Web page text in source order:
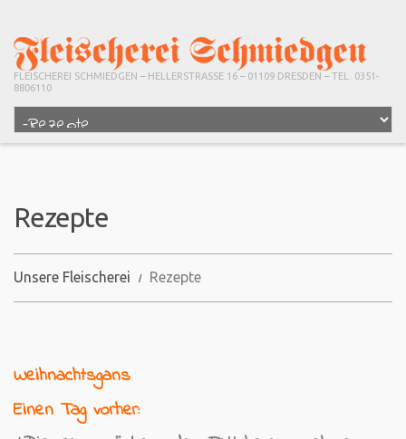
FLEISCHEREI SCHMIEDGEN – HELLERSTRASSE 16 – 01109 DRESDEN – TEL. 0351-
8806110
Rezepte
Unsere Fleischerei Rezepte
Weihnachtsgans
Einen Tag vorher: